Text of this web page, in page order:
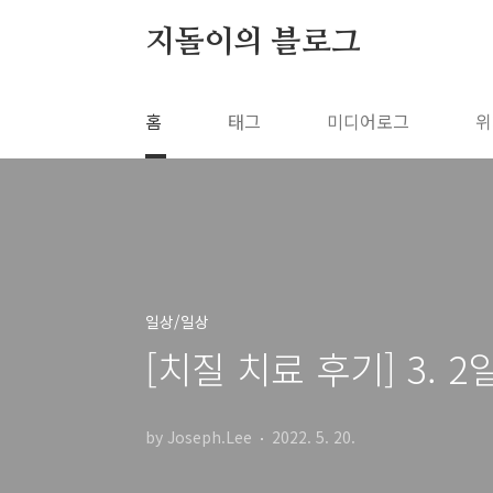
지돌이의 블로그
홈 태그 미디어로그
일상/일상
[치질 치료 후기] 3. 2
by Joseph.Lee 2022. 5. 20.